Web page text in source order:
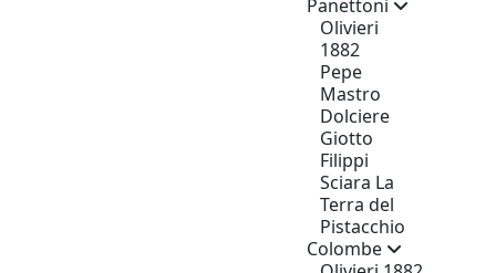
Panettoni
Olivieri
1882
Pepe
Mastro
Dolciere
Giotto
Filippi
Sciara La
Terra del
Pistacchio
Colombe